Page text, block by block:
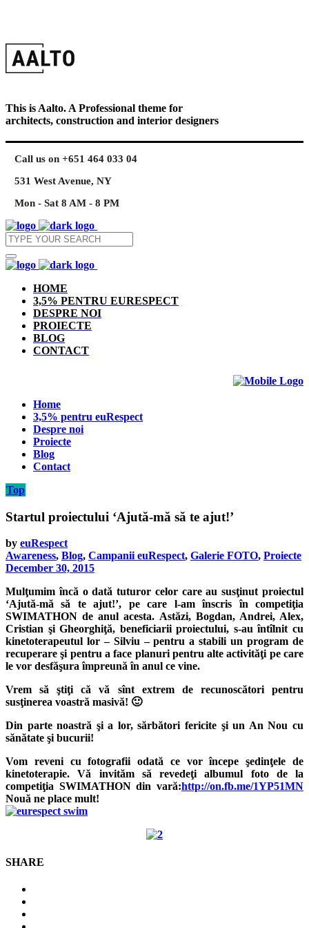
This is Aalto. A Professional theme for
architects, construction and interior designers
Call us on +651 464 033 04
531 West Avenue, NY
Mon - Sat 8 AM - 8 PM
HOME
3,5% PENTRU EURESPECT
DESPRE NOI
PROIECTE
BLOG
CONTACT
Home
3,5% pentru euRespect
Despre noi
Proiecte
Blog
Contact
Top
Startul proiectului ‘Ajută-mă să te ajut!’
by euRespect
Awareness, Blog, Campanii euRespect, Galerie FOTO, Proiecte
December 30, 2015
Mulţumim încă o dată tuturor celor care au susţinut proiectul
‘Ajută-mă să te ajut!’, pe care l-am înscris în competiţia
SWIMATHON de anul acesta. Astăzi, Bogdan, Andrei, Alex,
Cristian şi Gheorghiţă, beneficiarii proiectului, s-au întîlnit cu
kinetoterapeutul lor – Silviu – pentru a stabili un program de
recuperare şi pentru a face planuri pentru alte activităţi pe care
le vor desfăşura împreună în anul ce vine.
Vrem să ştiţi că vă sînt extrem de recunoscători pentru
susţinerea voastră masivă! 🙂
Din parte noastră şi a lor, sărbători fericite şi un An Nou cu
sănătate şi bucurii!
Vom reveni cu fotografii odată ce vor începe şedinţele de
kinetoterapie. Vă invităm să revedeţi albumul foto de la
competiţia SWIMATHON din vară:http://on.fb.me/1YP51MN
Nouă ne place mult!
SHARE